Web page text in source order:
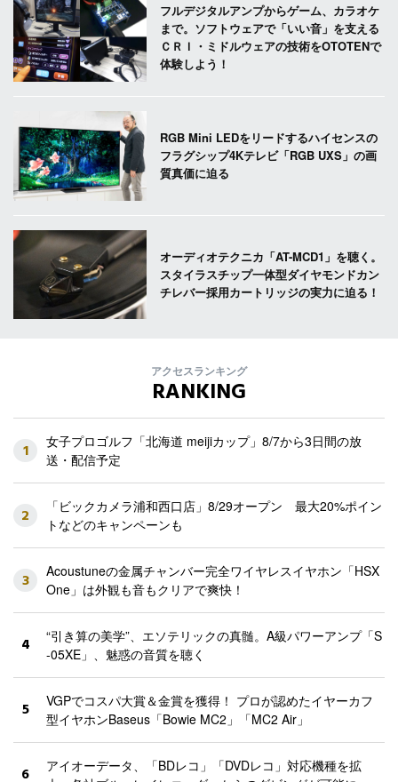
フルデジタルアンプからゲーム、カラオケ
まで。ソフトウェアで「いい音」を支える
ＣＲＩ・ミドルウェアの技術をOTOTENで
体験しよう！
RGB Mini LEDをリードするハイセンスの
フラグシップ4Kテレビ「RGB UXS」の画
質真価に迫る
オーディオテクニカ「AT-MCD1」を聴く。
スタイラスチップ一体型ダイヤモンドカン
チレバー採用カートリッジの実力に迫る！
アクセスランキング
RANKING
1
女子プロゴルフ「北海道 meijiカップ」8/7から3日間の放
送・配信予定
2
「ビックカメラ浦和西口店」8/29オープン 最大20%ポイン
トなどのキャンペーンも
3
Acoustuneの金属チャンバー完全ワイヤレスイヤホン「HSX
One」は外観も音もクリアで爽快！
4
“引き算の美学”、エソテリックの真髄。A級パワーアンプ「S
-05XE」、魅惑の音質を聴く
5
VGPでコスパ大賞＆金賞を獲得！ プロが認めたイヤーカフ
型イヤホンBaseus「Bowie MC2」「MC2 Air」
6
アイオーデータ、「BDレコ」「DVDレコ」対応機種を拡